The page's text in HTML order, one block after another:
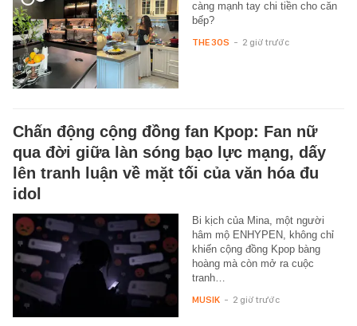
càng mạnh tay chi tiền cho căn
bếp?
THE 30S - 2 giờ trước
Chấn động cộng đồng fan Kpop: Fan nữ
qua đời giữa làn sóng bạo lực mạng, dấy
lên tranh luận về mặt tối của văn hóa đu
idol
Bi kịch của Mina, một người
hâm mộ ENHYPEN, không chỉ
khiến cộng đồng Kpop bàng
hoàng mà còn mở ra cuộc
tranh…
MUSIK - 2 giờ trước